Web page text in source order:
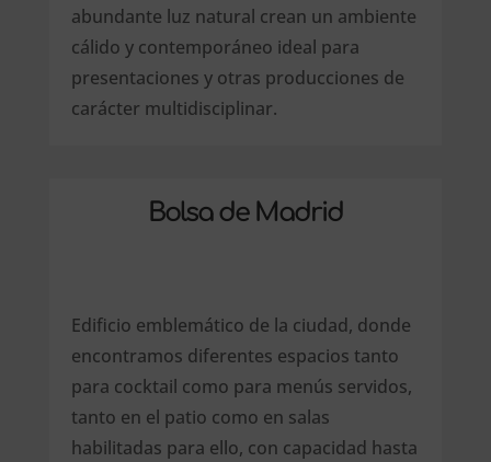
abundante luz natural crean un ambiente
cálido y contemporáneo ideal para
presentaciones y otras producciones de
carácter multidisciplinar.
Bolsa de Madrid
Edificio emblemático de la ciudad, donde
encontramos diferentes espacios tanto
para cocktail como para menús servidos,
tanto en el patio como en salas
habilitadas para ello, con capacidad hasta